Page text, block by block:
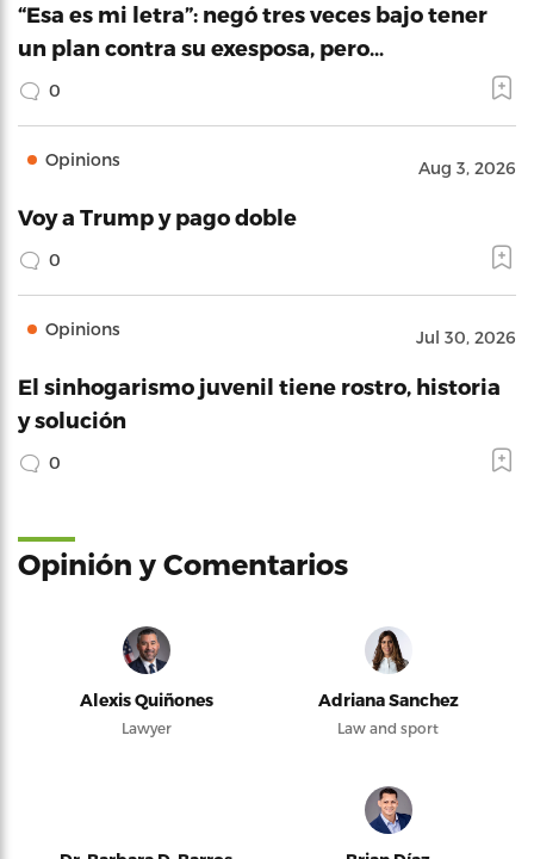
“Esa es mi letra”: negó tres veces bajo tener
un plan contra su exesposa, pero…
0
Opinions Aug 3, 2026
Voy a Trump y pago doble
0
Opinions Jul 30, 2026
El sinhogarismo juvenil tiene rostro, historia
y solución
0
Opinión y Comentarios
Alexis Quiñones
Lawyer
Adriana Sanchez
Law and sport